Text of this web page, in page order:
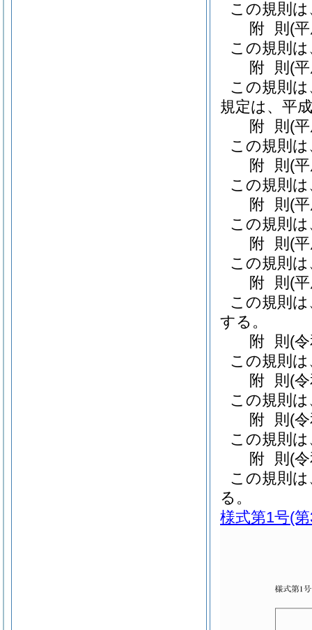
この規則
附 則 (
この規則
附 則 (
この規則
規定は、平
附 則 (
この規則
附 則 (
この規則
附 則 (
この規則
附 則 (
この規則
附 則 (
この規則
する。
附 則 (
この規則
附 則 (
この規則
附 則 (
この規則
附 則 (
この規則
る。
様式第1号(